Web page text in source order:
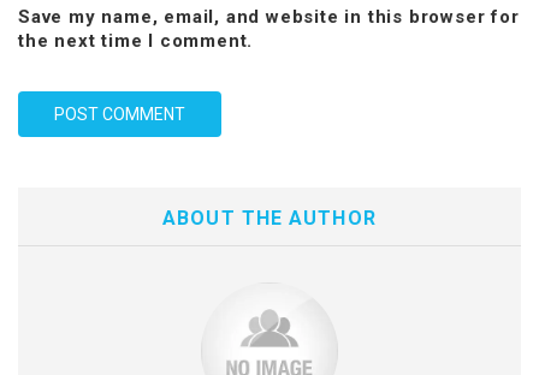
Save my name, email, and website in this browser for
the next time I comment.
ABOUT THE AUTHOR